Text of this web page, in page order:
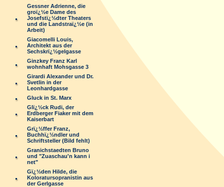
Gessner Adrienne, die
groï¿½e Dame des
Josefstï¿½dter Theaters
und die Landstraï¿½e (in
Arbeit)
Giacomelli Louis,
Architekt aus der
Sechskrï¿½gelgasse
Ginzkey Franz Karl
wohnhaft Mohsgasse 3
Girardi Alexander und Dr.
Svetlin in der
Leonhardgasse
Gluck in St. Marx
Glï¿½ck Rudi, der
Erdberger Fiaker mit dem
Kaiserbart
Grï¿½ffer Franz,
Buchhï¿½ndler und
Schriftsteller (Bild fehlt)
Granichstaedten Bruno
und "Zuaschau'n kann i
net"
Gï¿½den Hilde, die
Koloratursopranistin aus
der Gerlgasse